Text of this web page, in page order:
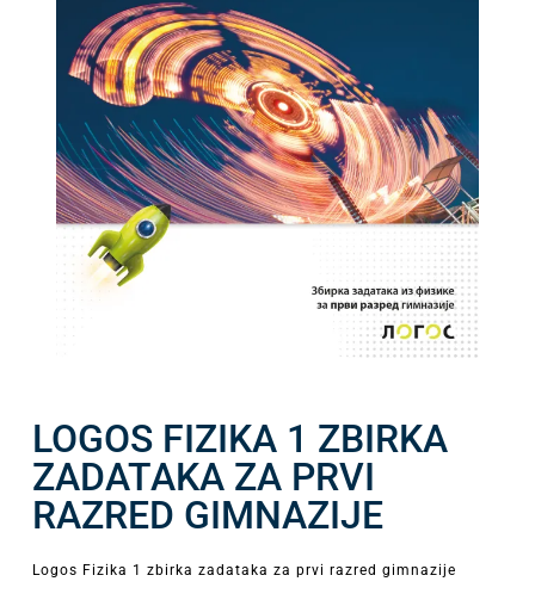
LOGOS FIZIKA 1 ZBIRKA
ZADATAKA ZA PRVI
RAZRED GIMNAZIJE
Logos Fizika 1 zbirka zadataka za prvi razred gimnazije